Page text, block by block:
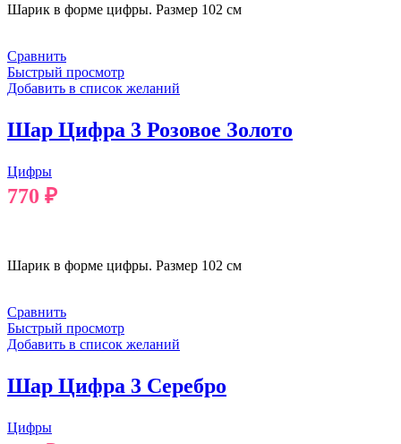
Шарик в форме цифры. Размер 102 см
Сравнить
Быстрый просмотр
Добавить в список желаний
Шар Цифра 3 Розовое Золото
Цифры
770 ₽
Шарик в форме цифры. Размер 102 см
Сравнить
Быстрый просмотр
Добавить в список желаний
Шар Цифра 3 Серебро
Цифры